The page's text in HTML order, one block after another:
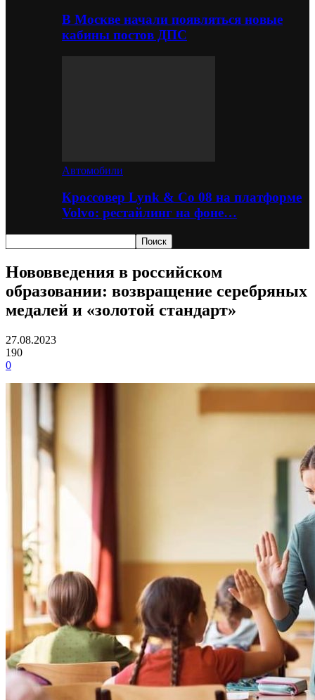
В Москве начали появляться новые
кабины постов ДПС
Автомобили
Кроссовер Lynk & Co 08 на платформе
Volvo: рестайлинг на фоне…
Нововведения в российском
образовании: возвращение серебряных
медалей и «золотой стандарт»
27.08.2023
190
0